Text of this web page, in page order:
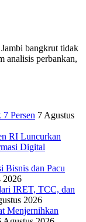
bangkrut tidak
analisis perbankan,
Persen 7 Agustus
RI Luncurkan
Digital
Bisnis dan Pacu
2026
IRET, TCC, dan
2026
Menjernihkan